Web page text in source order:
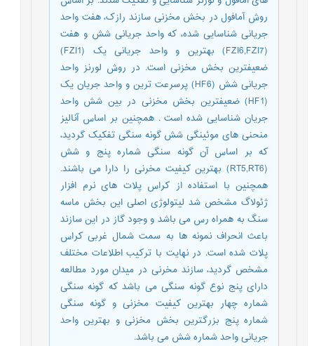
روش آمافول در بخش مخزنی سازند رازک، هفت واحد
جریانی شناسایی شده، که واحد جریانی شش و هفت
(FZI6,FZI7) بهترین و واحد جریانی یک (FZI1)
ضعیفترین بخش مخزنی است. در روش لورنز واحد
جریانی شش (HF6) پرسرعت ترین و واحد جریان یک
(HF1) ضعیفترین بخش مخزنی در بین شش واحد
جریان شناسایی شده است . همچنین بر اساس آنالیز
منحنی های موئینگی شش گونه سنگی تفکیک گردید،
که بر اساس آن گونه سنگی شماره پنج و شش
(RT5,RT6) بهترین کیفیت مخرنی را دارا می باشند.
همچنین با استفاده از کراس پلات های نرم افزار
ژئولاگ مشخص شد لیتولوژی اصلی این بخش ماسه
سنگ به همراه رس می باشد و وجود گاز در این سازند
باعث انحراف نمونه ها به سمت شمال غربی کراس
پلات شده است. در نهایت با ترکیب اطلاعات مختلف
مشخص گردید، سازند مخرنی در میدان مورد مطالعه
دارای پنج نوع گونه سنگی می باشد که گونه سنگی
شماره چهار بهترین کیفیت مخزنی و گونه سنگی
شماره پنج بزرگترین بخش مخزنی و بهترین واحد
جریانی واحد شماره شش می باشد.